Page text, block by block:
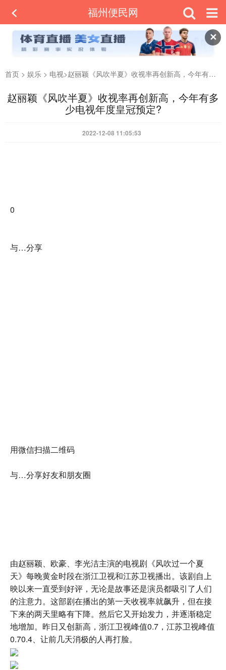
✕
福州便民网
首页 > 娱乐 > 电视>赵丽颖《风吹半夏》收视率再创新高，今年有多少电视年度皇冠预定?
赵丽颖《风吹半夏》收视率再创新高，今年有多
少电视年度皇冠预定?
2022-12-08 11:05:53
0
与…分享
用微信扫描二维码
与…分享好友和朋友圈
由赵丽颖、欧豪、李光洁主演的电视剧《风吹过一个夏
天》每晚黄金时段在浙江卫视和江苏卫视播出。该剧自上
映以来一直受到好评，无论是故事还是演员都吸引了人们
的注意力。这部剧在播出的第一天收视率就飙升，但在接
下来的两天里略有下降。然后它又开始发力，并逐渐稳定
地增加。昨日又创新高，浙江卫视峰值0.7，江苏卫视峰值
0.70.4、让前几天消极的人再打脸。